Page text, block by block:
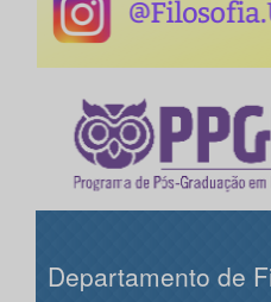
Departamento de